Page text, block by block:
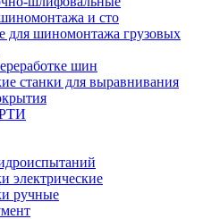
и сто
для шиномонтажа грузовых
шин
станки для выравнивания
электрические
ручные